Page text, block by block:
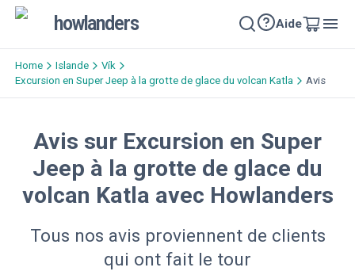
howlanders Aide
Home Islande
Vík
Excursion en Super Jeep à la grotte de glace du volcan Katla
Avis
Avis sur Excursion en Super
Jeep à la grotte de glace du
volcan Katla avec Howlanders
Tous nos avis proviennent de clients
qui ont fait le tour